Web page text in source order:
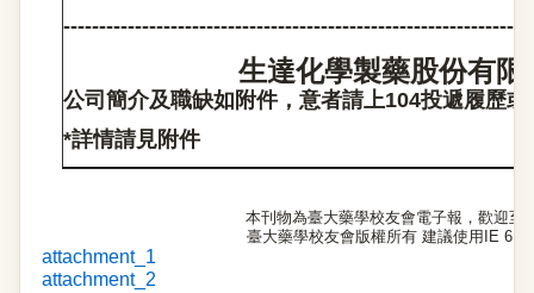
生達化學製藥股份有限
公司簡介及職缺如附件，意者請上104投遞履歷或
*詳情請見附件
本刊物為臺大藥學校友會電子報，歡迎至
臺大藥學校友會版權所有 建議使用IE 6.0
attachment_1
attachment_2